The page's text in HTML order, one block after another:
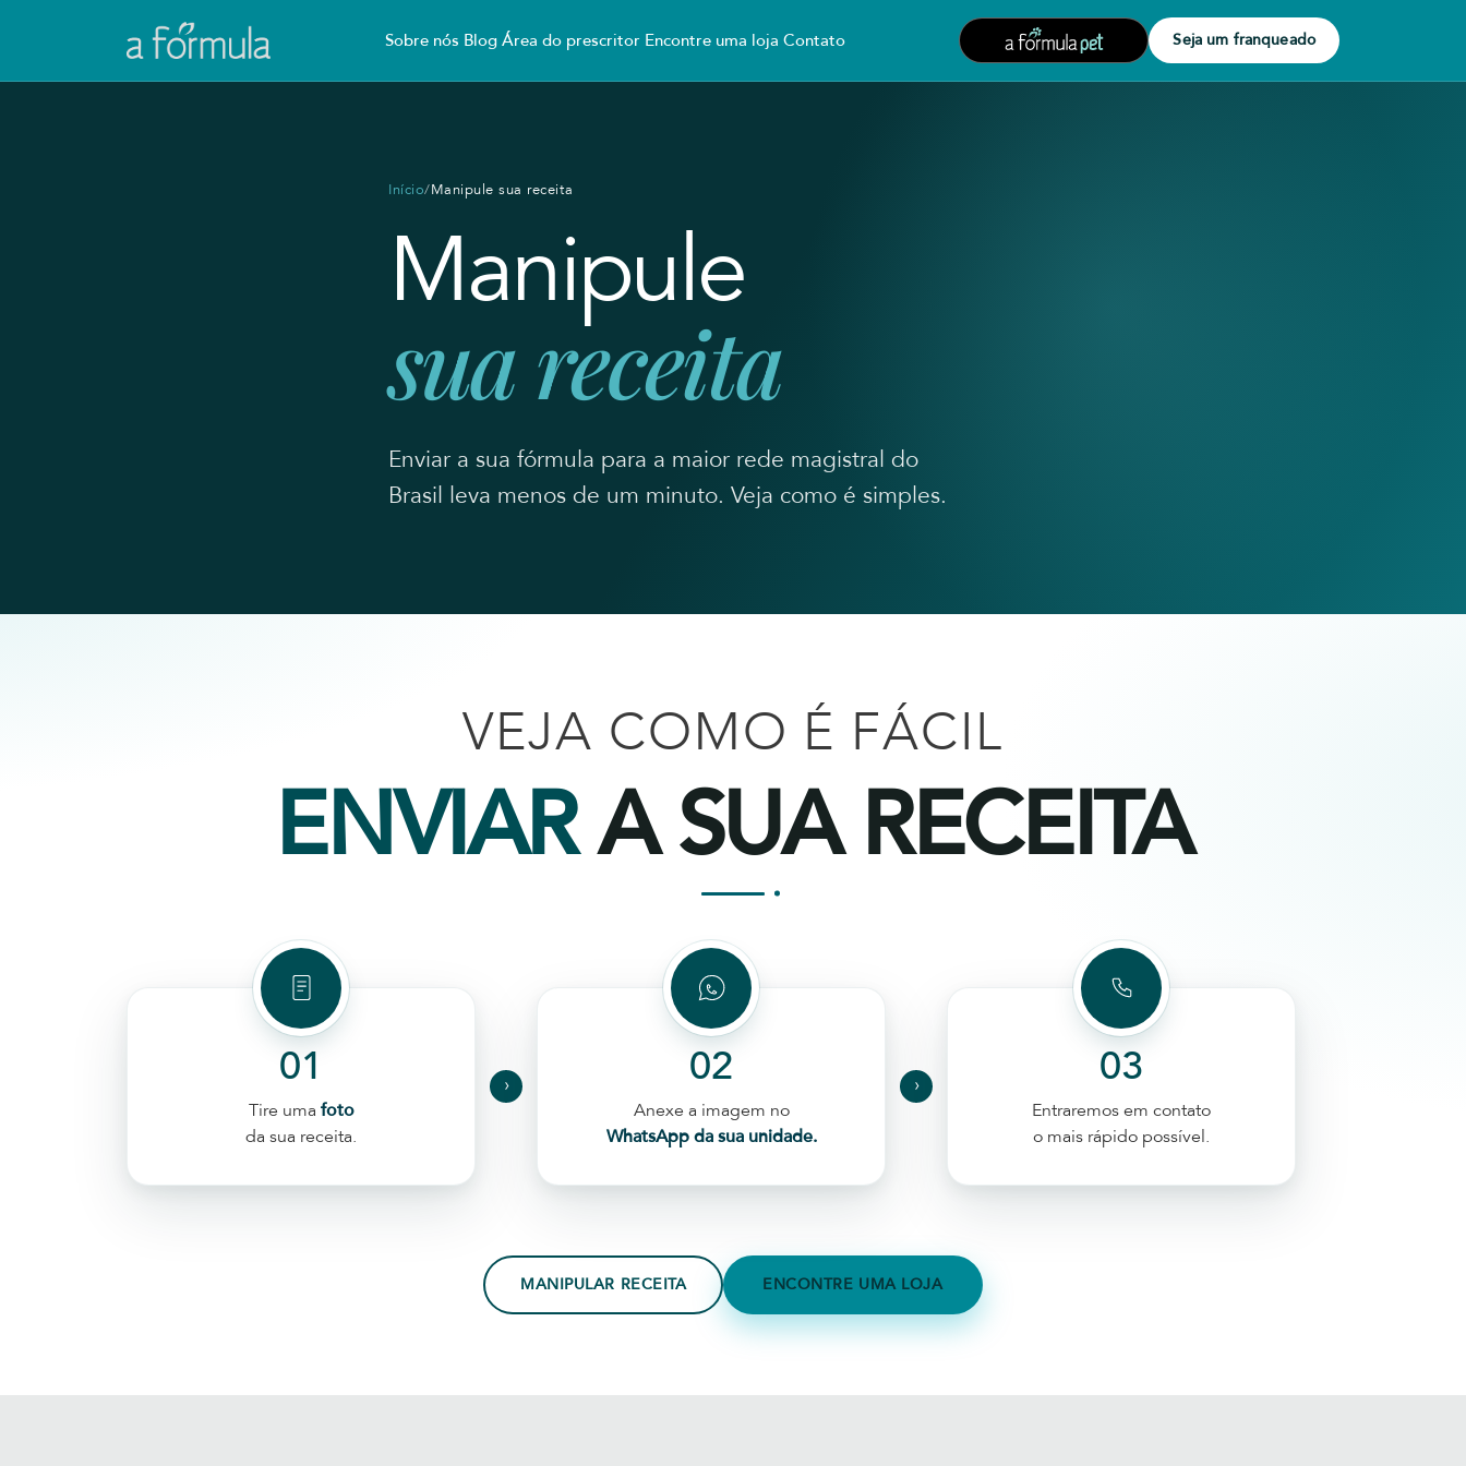
Sobre nós Blog Área do prescritor Encontre uma loja Contato Seja um franqueado
Início/Manipule sua receita
Manipule
sua receita
Enviar a sua fórmula para a maior rede magistral do
Brasil leva menos de um minuto. Veja como é simples.
VEJA COMO É FÁCIL
ENVIARA SUA RECEITA
01
Tire uma foto
da sua receita.
› 02
Anexe a imagem no
WhatsApp da sua unidade.
› 03
Entraremos em contato
o mais rápido possível.
MANIPULAR RECEITA ENCONTRE UMA LOJA